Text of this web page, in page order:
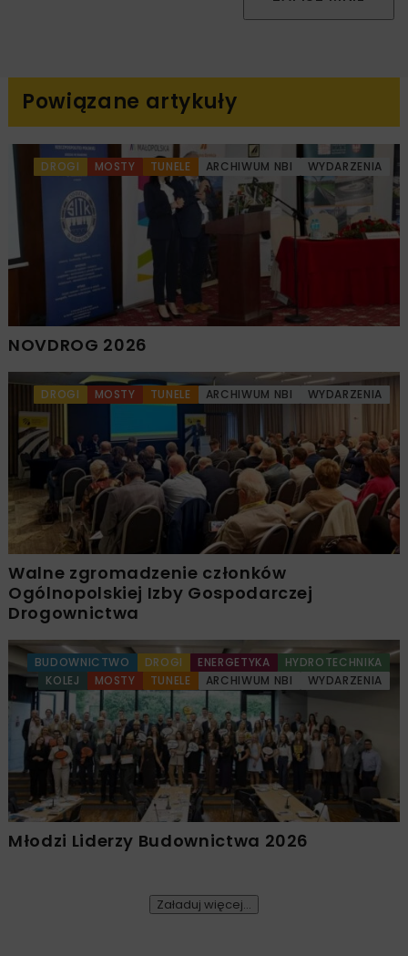
Powiązane artykuły
DROGI MOSTY TUNELE ARCHIWUM NBI WYDARZENIA
NOVDROG 2026
DROGI MOSTY TUNELE ARCHIWUM NBI WYDARZENIA
Walne zgromadzenie członków
Ogólnopolskiej Izby Gospodarczej
Drogownictwa
BUDOWNICTWO DROGI ENERGETYKA
HYDROTECHNIKA
KOLEJ
MOSTY TUNELE ARCHIWUM NBI WYDARZENIA
Młodzi Liderzy Budownictwa 2026
Załaduj więcej...